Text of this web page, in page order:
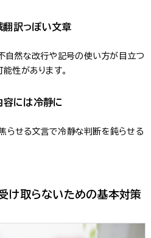
訳っぽい文章
自然な改行や記号の使い方が目立つ
性があります。
容には冷静に
焦らせる文言で冷静な判断を鈍らせる
け取らないための基本対策